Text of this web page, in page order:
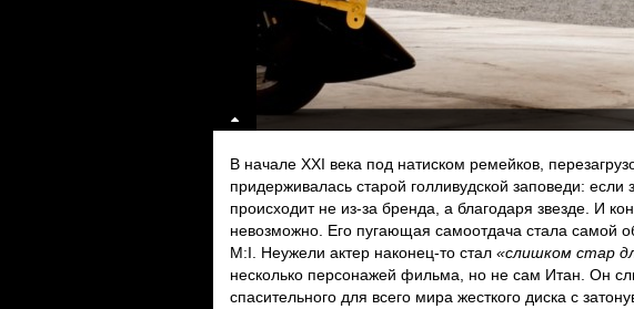
В начале XXI века под натиском ремейков,
придерживалась старой голливудской заповеди:
происходит не из-за бренда, а благодаря звезде. И
невозможно. Его пугающая самоотдача стала самой
M:I. Неужели актер наконец-то стал «слишком стар
несколько персонажей фильма, но не сам Итан. Он
спасительного для всего мира жесткого диска с